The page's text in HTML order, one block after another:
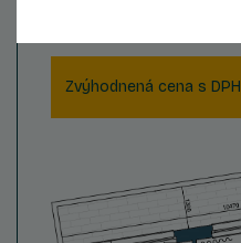
Zvýhodnená cena s DPH